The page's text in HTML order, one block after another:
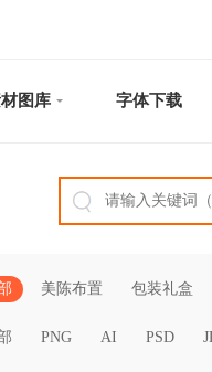
图库 字体下载
美陈布置 包装礼盒
PNG AI PSD